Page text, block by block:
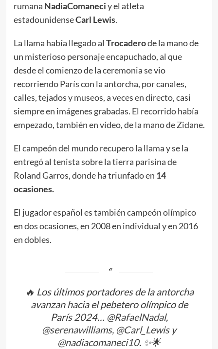
rumana NadiaComaneciy el atleta
estadounidenseCarl Lewis.
La llama había llegado al Trocaderode la mano de
un misterioso personaje encapuchado, al que
desde el comienzo de la ceremonia se vio
recorriendo París con la antorcha, por canales,
calles, tejados y museos, a veces en directo, casi
siempre en imágenes grabadas. El recorrido había
empezado, también en vídeo, de la mano de Zidane.
El campeón del mundo recupero la llama y se la
entregó al tenista sobre la tierra parisina de
Roland Garros, donde ha triunfado en 14
ocasiones.
El jugador español es también campeón olímpico
en dos ocasiones, en 2008 en individual y en 2016
en dobles.
🔥 Los últimos portadores de la antorcha
avanzan hacia el pebetero olímpico de
París 2024… @RafaelNadal,
@serenawilliams, @Carl_Lewisy
@nadiacomaneci10. ✨🌟